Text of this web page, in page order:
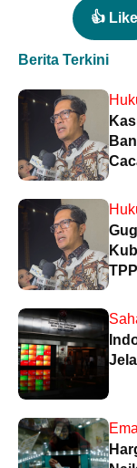
👍 Like
Berita Terkini